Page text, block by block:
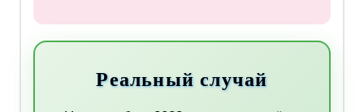
Реальный случай